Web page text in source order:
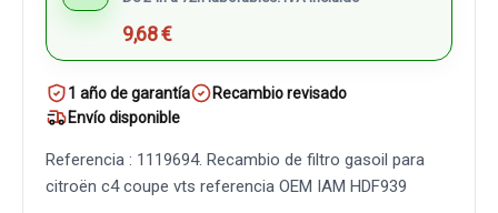
9,68 €
1 año de garantía
Recambio revisado
Envío disponible
Referencia : 1119694. Recambio de filtro gasoil para
citroën c4 coupe vts referencia OEM IAM HDF939